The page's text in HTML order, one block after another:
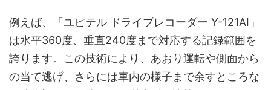
例えば、「ユピテル ドライブレコーダー Y-121AI」
は水平360度、垂直240度まで対応する記録範囲を
誇ります。この技術により、あおり運転や側面から
の当て逃げ、さらには車内の様子まで余すところな